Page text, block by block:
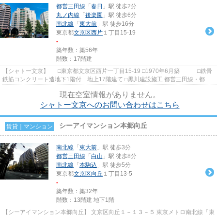
都営三田線 「 春日 」駅 徒歩2分
丸ノ内線 「 後楽園 」駅 徒歩6分
南北線 「 東大前 」駅 徒歩16分
東京都文京区西片 １丁目15-19
-
築年数：築56年
階数：17階建
【シャトー文京】 □東京都文京区西片一丁目15-19 □1970年6月築 □鉄骨
鉄筋コンクリート造地下1階付 地上17階建て □黒川建設施工 都営三田線・都営
現在空室情報がありません。
シャトー文京へのお問い合わせはこちら
賃貸｜マンション シーアイマンション本郷向丘
南北線 「 東大前 」駅 徒歩3分
都営三田線 「 白山 」駅 徒歩8分
南北線 「 本駒込 」駅 徒歩5分
東京都文京区向丘 １丁目13-5
-
築年数：築32年
階数：13階建 地下1階
【シーアイマンション本郷向丘】 文京区向丘１－１３－５ 東京メトロ南北線「東